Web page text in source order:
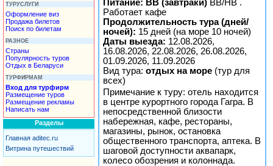
ТУРУСЛУГИ
Оформление виз
Продажа билетов
Поиск по билетам
РАЗНОЕ
Страны
Популярность туров
Отдых в Беларуси
ТУРФИРМАМ
Вход для турфирм
Размещение туров
Размещение рекламы
Написать нам
Разделы
Главная aditec.ru
Витрина путешествий
Питание: BB (завтраки) ВВ/НВ .
Работает кафе
Продолжительность тура (дней/
ночей): 15 дней (на море 10 ночей)
Даты выезда: 12.08.2026,
16.08.2026, 22.08.2026, 26.08.2026,
01.09.2026, 11.09.2026
Вид тура: отдых на море (тур для
всех)
Примечание к туру: отель находится
в центре курортного города Гагра. В
непосредственной близости
набережная, кафе, рестораны,
магазины, рынок, остановка
общественного транспорта, аптека. В
шаговой доступности аквапарк,
колесо обозрения и колоннада.